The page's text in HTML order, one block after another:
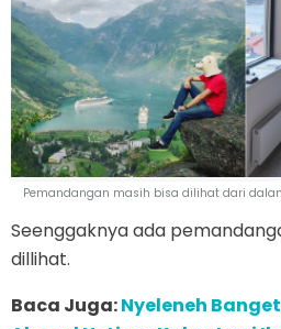
Pemandangan masih bisa dilihat dari
Seenggaknya ada
dillihat.
Baca Juga:Nyeleneh